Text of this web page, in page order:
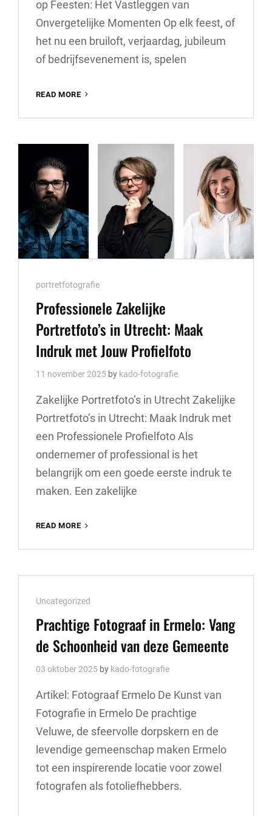
op Feesten: Het Vastleggen van
Onvergetelijke Momenten Op elk feest, of
het nu een bruiloft, verjaardag, jubileum
of bedrijfsevenement is, spelen
READ MORE
VAN
OP
FEESTEN:
VASTLEGGEN
ONVERGETELIJKE
MOMENTEN
Cat
Links
portretfotografie
Professionele Zakelijke
Portretfoto’s in Utrecht: Maak
Indruk met Jouw Profielfoto
11 november 2025 by kado-fotografie
Zakelijke Portretfoto’s in Utrecht Zakelijke
Portretfoto’s in Utrecht: Maak Indruk met
een Professionele Profielfoto Als
ondernemer of professional is het
belangrijk om een goede eerste indruk te
maken. Een zakelijke
READ MORE
PORTRETFOTO’S
UTRECHT:
JOUW
PROFIELFOTO
Cat
Links
Uncategorized
Prachtige Fotograaf in Ermelo: Vang
de Schoonheid van deze Gemeente
03 oktober 2025 by kado-fotografie
Artikel: Fotograaf Ermelo De Kunst van
Fotografie in Ermelo De prachtige
Veluwe, de sfeervolle dorpskern en de
levendige gemeenschap maken Ermelo
tot een inspirerende locatie voor zowel
fotografen als fotoliefhebbers.